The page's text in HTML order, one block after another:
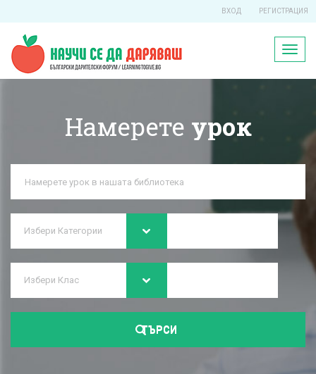
ВХОД РЕГИСТРАЦИЯ
Намерете урок
ТЪРСИ